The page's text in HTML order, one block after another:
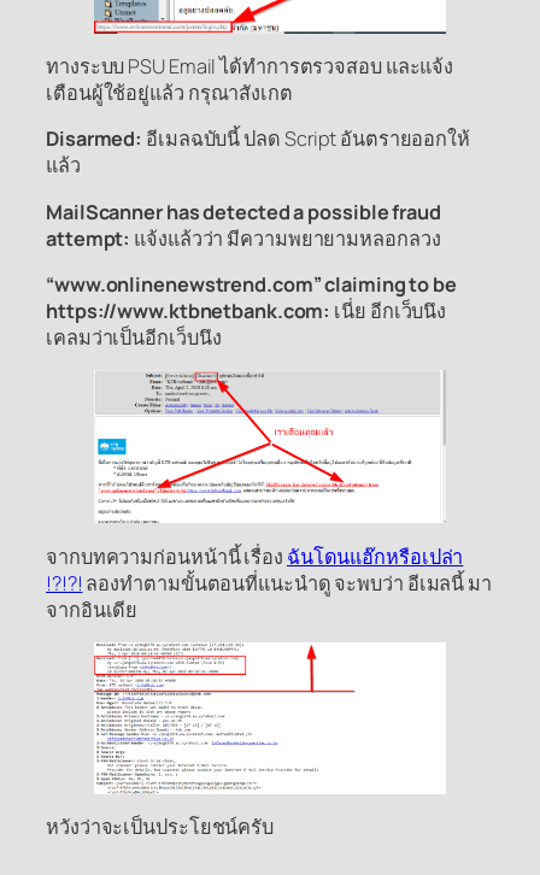
ทางระบบ PSU Email ได้ทำการตรวจสอบ และแจ้ง
เตือนผู้ใช้อยู่แล้ว กรุณาสังเกต
Disarmed: อีเมลฉบับนี้ ปลด Script อันตรายออกให้
แล้ว
MailScanner has detected a possible fraud
attempt: แจ้งแล้วว่า มีความพยายามหลอกลวง
“www.onlinenewstrend.com” claiming to be
https://www.ktbnetbank.com: เนี่ย อีกเว็บนึง
เคลมว่าเป็นอีกเว็บนึง
จากบทความก่อนหน้านี้ เรื่อง ฉันโดนแฮ๊กหรือเปล่า
!?!?! ลองทำตามขั้นตอนที่แนะนำดู จะพบว่า อีเมลนี้ มา
จากอินเดีย
หวังว่าจะเป็นประโยชน์ครับ